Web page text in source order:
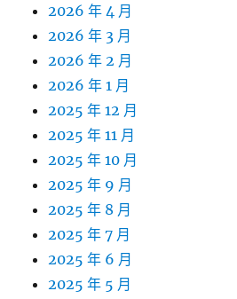
2026 年 4 月
2026 年 3 月
2026 年 2 月
2026 年 1 月
2025 年 12 月
2025 年 11 月
2025 年 10 月
2025 年 9 月
2025 年 8 月
2025 年 7 月
2025 年 6 月
2025 年 5 月